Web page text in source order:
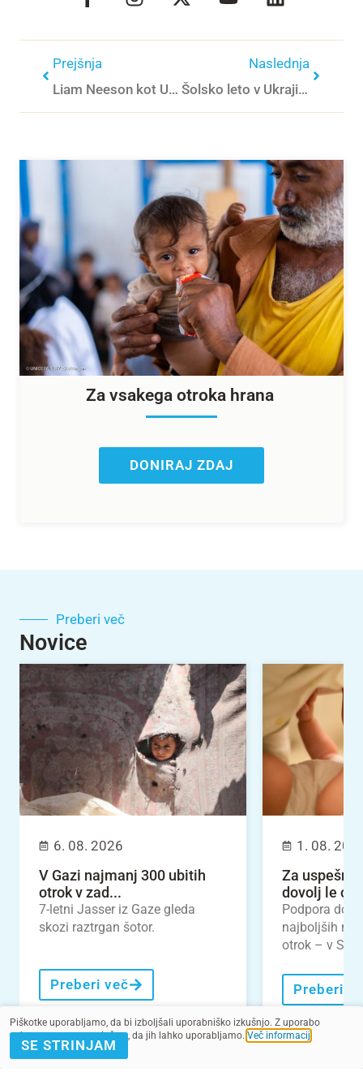
Prejšnja
Liam Neeson kot UNICEF-ov ambasador dobre volje podprl svetovni teden cepljenja
Naslednja
Šolsko leto v Ukrajini se bliža tragičnemu koncu: mrtvi otroci, prazne učilnice in uničene izobraževalne ustanove
Za vsakega otroka hrana
DONIRAJ ZDAJ
Preberi več
Novice
6. 08. 2026
V Gazi najmanj 300 ubitih
otrok v zad...
7-letni Jasser iz Gaze gleda
skozi raztrgan šotor.
Preberi več
1. 08.
Za uspešno
dovolj le
Podpora
najboljših
otrok – v
Preberi
Piškotke uporabljamo, da bi izboljšali uporabniško izkušnjo. Z uporabo
spletnega mesta soglašate, da jih lahko uporabljamo. Več informacij
SE STRINJAM